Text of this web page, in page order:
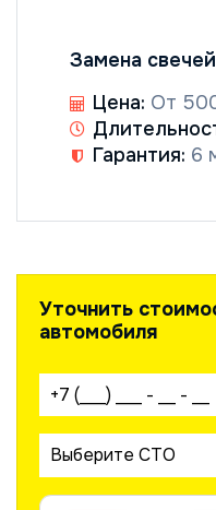
Замена свечей
Цена: От
Гарантия: 6
Уточнить
автомобиля
Ваш телефон:
Выберите СТО